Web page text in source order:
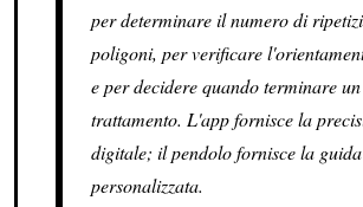
per determinare il numero di
poligoni, per verificare
e per decidere quando terminare un
trattamento. L'app fornisce la
digitale; il pendolo fornisce la
personalizzata.